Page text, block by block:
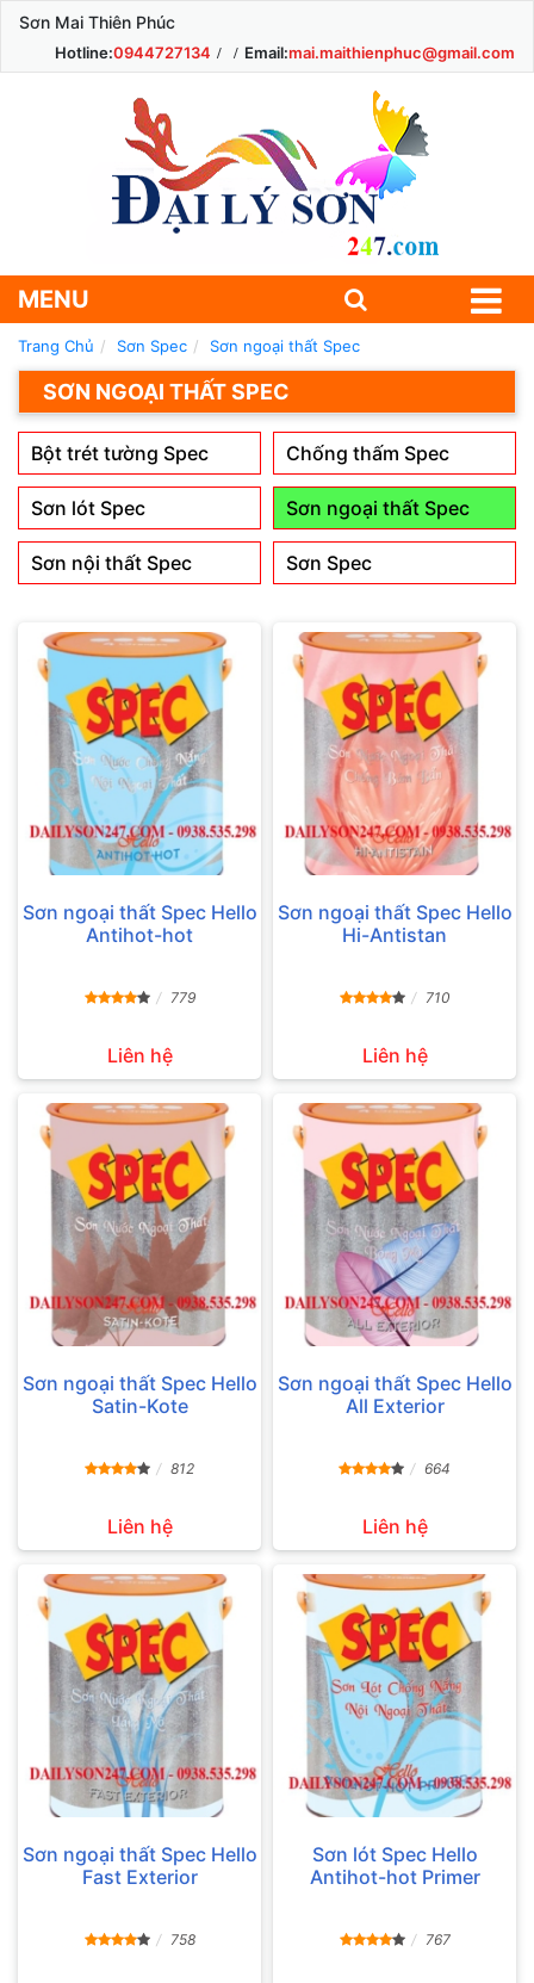
Sơn Mai Thiên Phúc
Hotline:0944727134 Email:mai.maithienphuc@gmail.com
MENU
Trang Chủ Sơn Spec Sơn ngoại thất Spec
SƠN NGOẠI THẤT SPEC
Bột trét tường Spec Chống thấm Spec
Sơn lót Spec Sơn ngoại thất Spec
Sơn nội thất Spec Sơn Spec
Sơn ngoại thất Spec Hello
Antihot-hot
779
Liên hệ
Sơn ngoại thất Spec Hello
Hi-Antistan
710
Liên hệ
Sơn ngoại thất Spec Hello
Satin-Kote
812
Liên hệ
Sơn ngoại thất Spec Hello
All Exterior
664
Liên hệ
Sơn ngoại thất Spec Hello
Fast Exterior
758
Sơn lót Spec Hello
Antihot-hot Primer
767